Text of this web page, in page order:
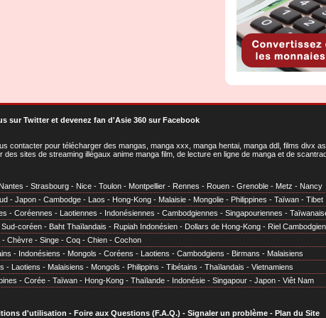
sur Twitteret devenez fan d'Asie 360 sur Facebook
contacter pour télécharger des mangas, manga xxx, manga hentai, manga ddl, films divx
sites de streaming illégaux anime manga film, de lecture en ligne de manga et de
Nantes - Strasbourg - Nice - Toulon - Montpellier - Rennes - Rouen - Grenoble - Metz - Nancy
- Japon - Cambodge - Laos - Hong-Kong - Malaisie - Mongolie - Philippines - Taïwan - Tibet
- Coréennes - Laotiennes - Indonésiennes - Cambodgiennes - Singapouriennes -
Sud-coréen - Baht Thaïlandais - Rupiah Indonésien - Dollars de Hong-Kong - Riel Cambodgien
- Chèvre - Singe - Coq - Chien - Cochon
- Indonésiens - Mongols - Coréens - Laotiens - Cambodgiens - Birmans - Malaisiens
- Laotiens - Malaisiens - Mongols - Philippins - Tibétains - Thaïlandais - Vietnamiens
- Corée - Taïwan - Hong-Kong - Thaïlande - Indonésie - Singapour - Japon - Viêt Nam
d'utilisation - Foire aux Questions (F.A.Q.) - Signaler un problème- Plan du Site